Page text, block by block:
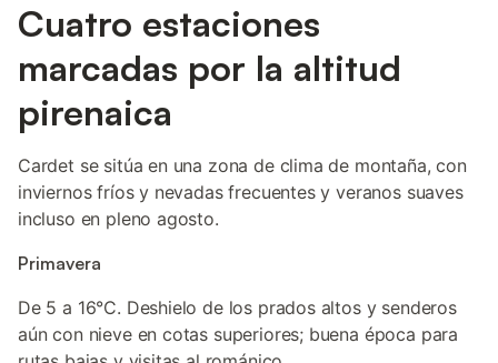
Cuatro estaciones
marcadas por la altitud
pirenaica
Cardet se sitúa en una zona de clima de montaña, con
inviernos fríos y nevadas frecuentes y veranos suaves
incluso en pleno agosto.
Primavera
De 5 a 16°C. Deshielo de los prados altos y senderos
aún con nieve en cotas superiores; buena época para